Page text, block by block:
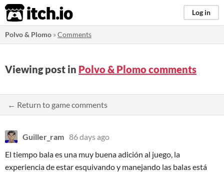
itch.io Log in
Polvo & Plomo »Comments
Viewing post in Polvo & Plomo comments
← Return to game comments
Guiller_ram 86 days ago
El tiempo bala es una muy buena adición al juego, la
experiencia de estar esquivando y manejando las balas está